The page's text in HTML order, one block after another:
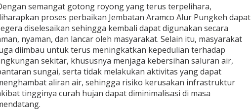
semangat gotong royong yang terus terpelihara,
proses perbaikan Jembatan Aramco Alur Pungkeh dapat
diselesaikan sehingga kembali dapat digunakan secara
nyaman, dan lancar oleh masyarakat. Selain itu, masyarakat
diimbau untuk terus meningkatkan kepedulian terhadap
sekitar, khususnya menjaga kebersihan saluran air,
sungai, serta tidak melakukan aktivitas yang dapat
aliran air, sehingga risiko kerusakan infrastruktur
tingginya curah hujan dapat diminimalisasi di masa